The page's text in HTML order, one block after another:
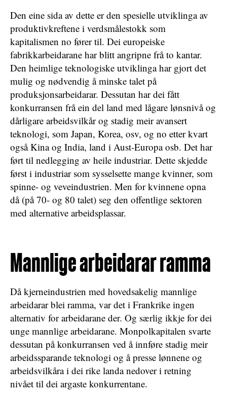
Den eine sida av dette er den spesielle utviklinga av
produktivkreftene i verdsmålestokk som
kapitalismen no fører til. Dei europeiske
fabrikkarbeidarane har blitt angripne frå to kantar.
Den heimlige teknologiske utviklinga har gjort det
mulig og nødvendig å minske talet på
produksjonsarbeidarar. Dessutan har dei fått
konkurransen frå ein del land med lågare lønsnivå og
dårligare arbeidsvilkår og stadig meir avansert
teknologi, som Japan, Korea, osv, og no etter kvart
også Kina og India, land i Aust-Europa osb. Det har
ført til nedlegging av heile industriar. Dette skjedde
først i industriar som sysselsette mange kvinner, som
spinne- og veveindustrien. Men for kvinnene opna
då (på 70- og 80 talet) seg den offentlige sektoren
med alternative arbeidsplassar.
Mannlige arbeidarar ramma
Då kjerneindustrien med hovedsakelig mannlige
arbeidarar blei ramma, var det i Frankrike ingen
alternativ for arbeidarane der. Og særlig ikkje for dei
unge mannlige arbeidarane. Monpolkapitalen svarte
dessutan på konkurransen ved å innføre stadig meir
arbeidssparande teknologi og å presse lønnene og
arbeidsvilkåra i dei rike landa nedover i retning
nivået til dei argaste konkurrentane.